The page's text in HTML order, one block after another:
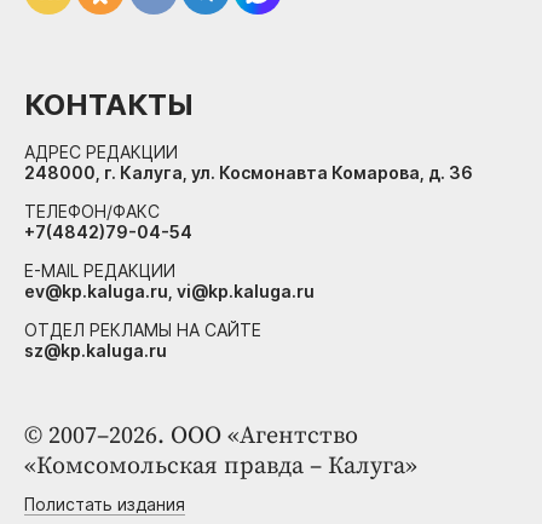
© 2007–2026. ООО «Агентство
«Комсомольская правда – Калуга»
Полистать издания
КОНТАКТЫ
АДРЕС РЕДАКЦИИ
248000, г. Калуга, ул. Космонавта Комарова, д. 36
ТЕЛЕФОН/ФАКС
+7(4842)79-04-54
E-MAIL РЕДАКЦИИ
ev@kp.kaluga.ru, vi@kp.kaluga.ru
ОТДЕЛ РЕКЛАМЫ НА САЙТЕ
sz@kp.kaluga.ru